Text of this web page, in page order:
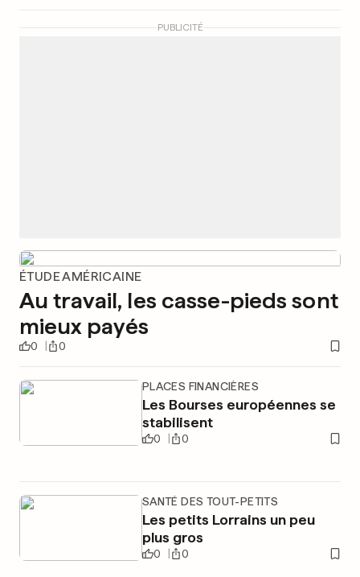
PUBLICITÉ
ÉTUDE AMÉRICAINE
Au travail, les casse-pieds sont
mieux payés
0 0
PLACES FINANCIÈRES
Les Bourses européennes se
stabilisent
0 0
SANTÉ DES TOUT-PETITS
Les petits Lorrains un peu
plus gros
0 0